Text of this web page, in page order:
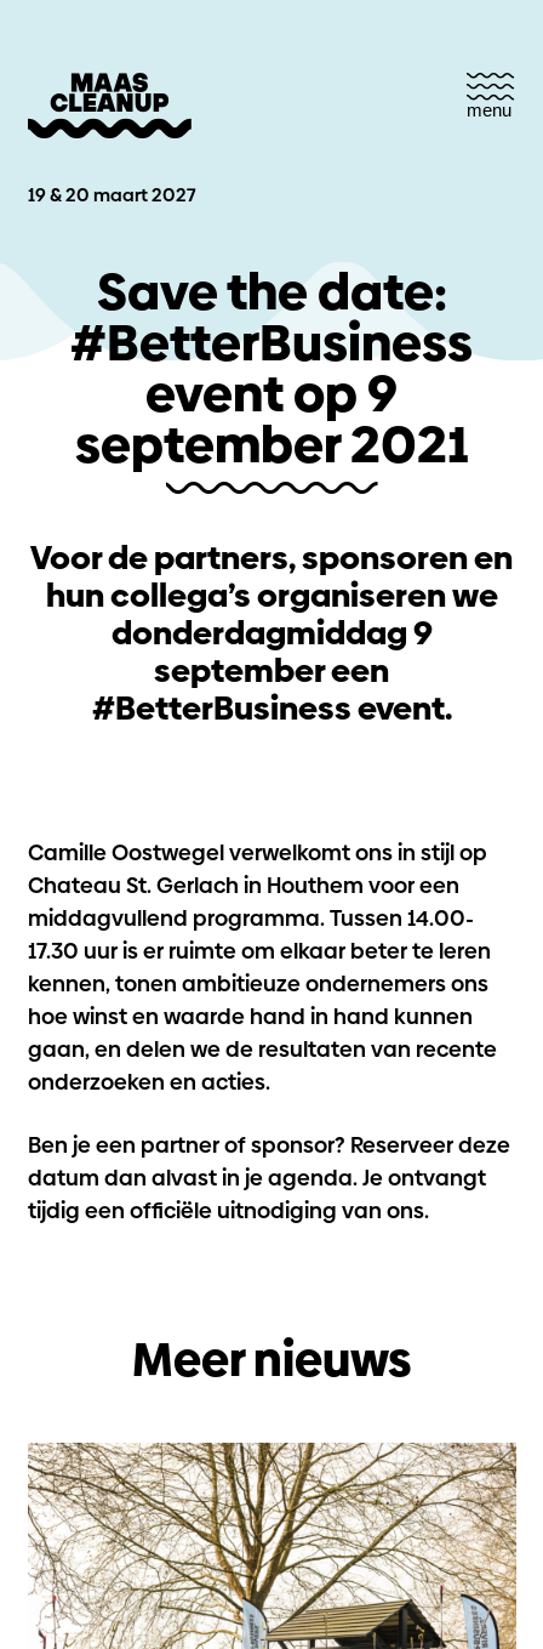
menu
19 & 20 maart 2027
Save the date:
#BetterBusiness
event op 9
september 2021
Voor de partners, sponsoren en
hun collega’s organiseren we
donderdagmiddag 9
september een
#BetterBusiness event.
Camille Oostwegel verwelkomt ons in stijl op
Chateau St. Gerlach in Houthem voor een
middagvullend programma. Tussen 14.00-
17.30 uur is er ruimte om elkaar beter te leren
kennen, tonen ambitieuze ondernemers ons
hoe winst en waarde hand in hand kunnen
gaan, en delen we de resultaten van recente
onderzoeken en acties.
Ben je een partner of sponsor? Reserveer deze
datum dan alvast in je agenda. Je ontvangt
tijdig een officiële uitnodiging van ons.
Meer nieuws